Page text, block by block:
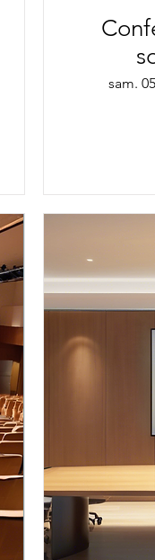
sam.